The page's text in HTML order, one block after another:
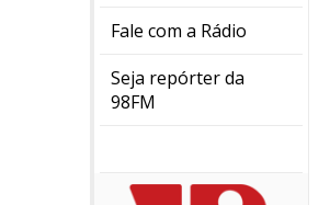
Fale com a Rádio
Seja repórter da
98FM